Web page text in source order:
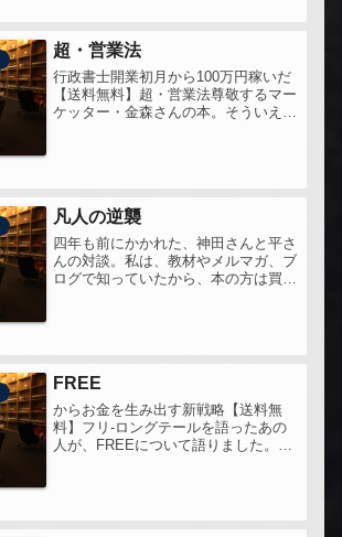
超・営業法
行政書士開業初月から100万円稼いだ
【送料無料】超・営業法尊敬するマー
ケッター・金森さんの本。そういえ
凡人の逆襲
四年も前にかかれた、神田さんと平さ
んの対談。私は、教材やメルマガ、ブ
ログで知っていたから、本の方は買っ
FREE
からお金を生み出す新戦略【送料無
料】フリ-ロングテールを語ったあの
人が、FREEについて語りました。と